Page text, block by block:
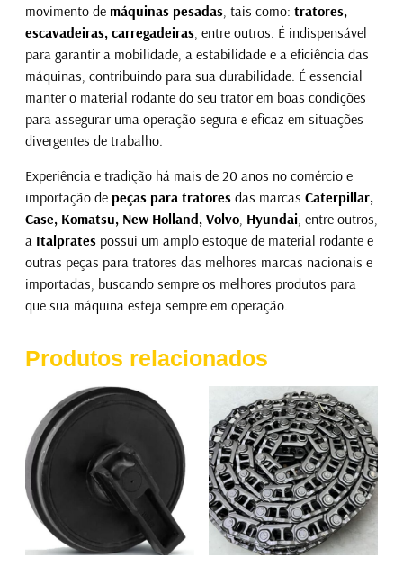
movimento de máquinas pesadas, tais como: tratores,
escavadeiras, carregadeiras, entre outros. É indispensável
para garantir a mobilidade, a estabilidade e a eficiência das
máquinas, contribuindo para sua durabilidade. É essencial
manter o material rodante do seu trator em boas condições
para assegurar uma operação segura e eficaz em situações
divergentes de trabalho.
Experiência e tradição há mais de 20 anos no comércio e
importação de peças para tratoresdas marcas Caterpillar,
Case, Komatsu, New Holland, Volvo, Hyundai, entre outros,
a Italpratespossui um amplo estoque de material rodante e
outras peças para tratores das melhores marcas nacionais e
importadas, buscando sempre os melhores produtos para
que sua máquina esteja sempre em operação.
Produtos relacionados